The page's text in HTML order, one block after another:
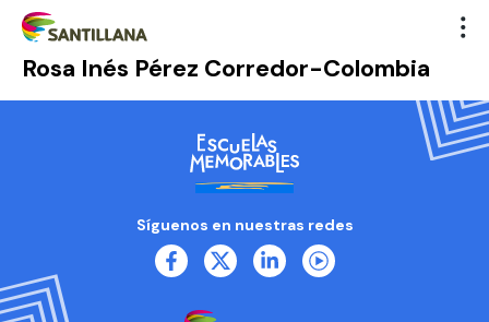
Rosa Inés Pérez Corredor-Colombia
Síguenos en nuestras redes